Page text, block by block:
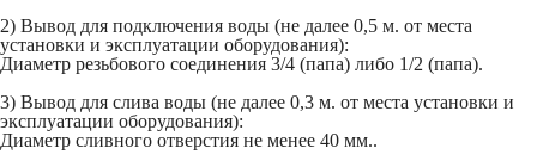
2) Вывод для подключения воды (не далее 0,5 м. от места
установки и эксплуатации оборудования):
Диаметр резьбового соединения 3/4 (папа) либо 1/2 (папа).
3) Вывод для слива воды (не далее 0,3 м. от места установки и
эксплуатации оборудования):
Диаметр сливного отверстия не менее 40 мм..